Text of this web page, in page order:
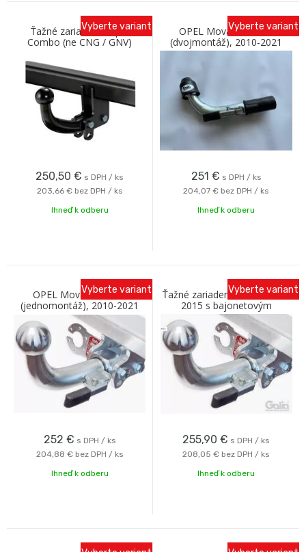
Ťažné zariadenie Opel
Combo (ne CNG / GNV)
odnímaním Oris
250,50 € s DPH / ks
203,66 € bez DPH / ks
Vyberte variant
Ihneď k odberu
OPEL Movano, valník
(dvojmontáž), 2010-2021
bajonetové prevedenie C
251 € s DPH / ks
204,07 € bez DPH / ks
Vyberte variant
Ihneď k odberu
OPEL Movano, valník
(jednomontáž), 2010-2021
bajonetové prevedenie C
252 € s DPH / ks
204,88 € bez DPH / ks
Vyberte variant
Ihneď k odberu
Ťažné zariadenie OPEL Astra
2015 s bajonetovým
odnímaním C Galia
255,90 € s DPH / ks
208,05 € bez DPH / ks
Vyberte variant
Ihneď k odberu